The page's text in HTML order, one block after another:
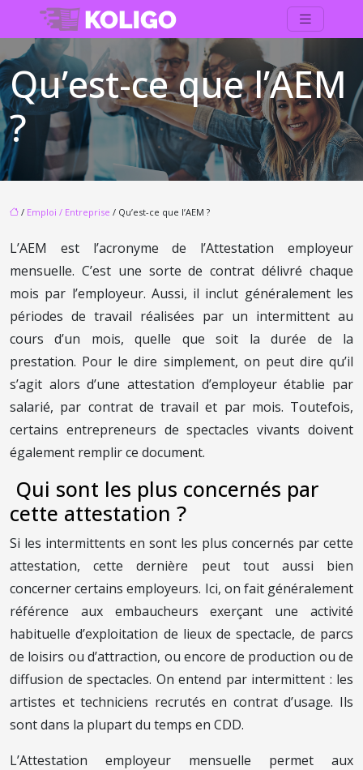
Qu’est-ce que l’AEM
?
/ Emploi / Entreprise / Qu’est-ce que l’AEM ?
L’AEM est l’acronyme de l’Attestation employeur
mensuelle. C’est une sorte de contrat délivré chaque
mois par l’employeur. Aussi, il inclut généralement les
périodes de travail réalisées par un intermittent au
cours d’un mois, quelle que soit la durée de la
prestation. Pour le dire simplement, on peut dire qu’il
s’agit alors d’une attestation d’employeur établie par
salarié, par contrat de travail et par mois. Toutefois,
certains entrepreneurs de spectacles vivants doivent
également remplir ce document.
Qui sont les plus concernés par
cette attestation ?
Si les intermittents en sont les plus concernés par cette
attestation, cette dernière peut tout aussi bien
concerner certains employeurs. Ici, on fait généralement
référence aux embaucheurs exerçant une activité
habituelle d’exploitation de lieux de spectacle, de parcs
de loisirs ou d’attraction, ou encore de production ou de
diffusion de spectacles. On entend par intermittent : les
artistes et techniciens recrutés en contrat d’usage. Ils
sont dans la plupart du temps en CDD.
L’Attestation employeur mensuelle permet aux